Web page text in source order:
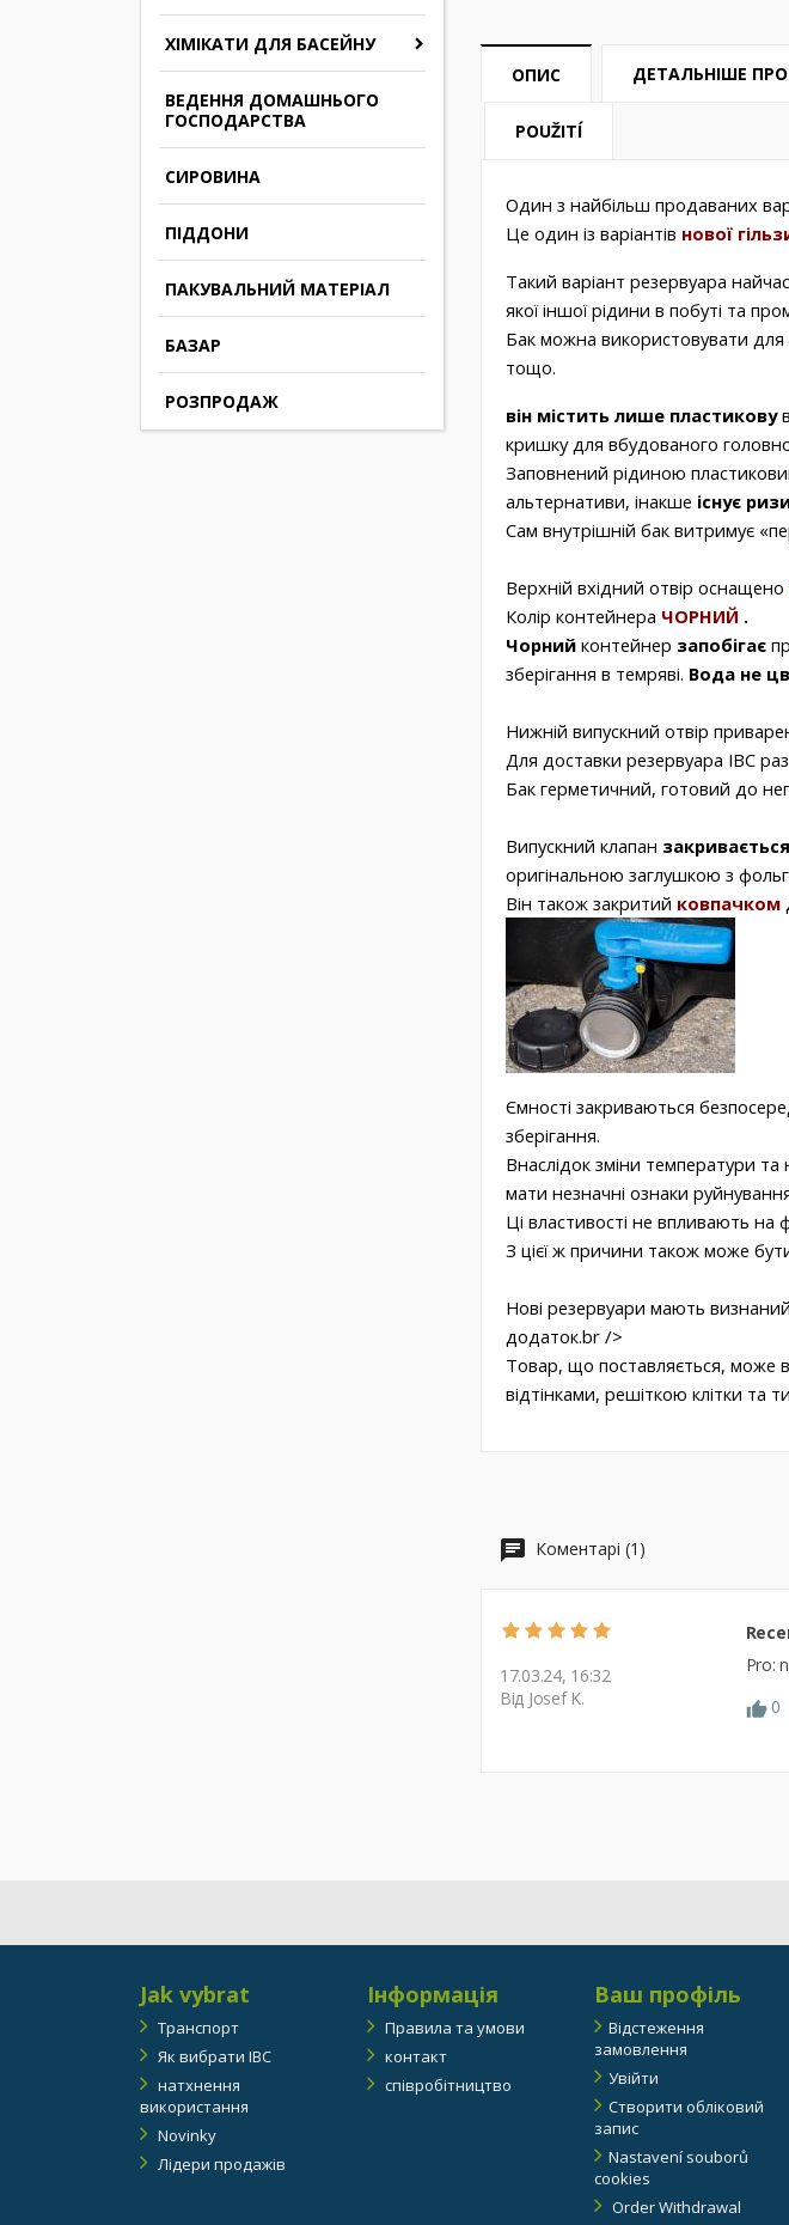
ХІМІКАТИ ДЛЯ БАСЕЙНУ
ВЕДЕННЯ ДОМАШНЬОГО
ГОСПОДАРСТВА
СИРОВИНА
ПІДДОНИ
ПАКУВАЛЬНИЙ МАТЕРІАЛ
БАЗАР
РОЗПРОДАЖ
ОПИС ДЕТАЛЬНІШЕ
POUŽITÍ
Один з найбільш продаваних
Це один із варіантів нової
Такий варіант резервуара
якої іншої рідини в побуті та
Бак можна використовувати для
тощо.
він містить лише пластикову
кришку для вбудованого
Заповнений рідиною
альтернативи, інакше існує
Сам внутрішній бак витримує
Верхній вхідний отвір оснащено
Колір контейнера ЧОРНИЙ .
Чорний контейнер запобігає
зберігання в темряві. Вода не
Нижній випускний отвір
Для доставки резервуара IBC
Бак герметичний, готовий до
Випускний клапан закривається
оригінальною заглушкою з
Він також закритий ковпачком
Ємності закриваються
зберігання.
Внаслідок зміни температури
мати незначні ознаки
Ці властивості не впливають на
З цієї ж причини також може
Нові резервуари мають визнаний
додаток.br />
Товар, що поставляється, може
відтінками, решіткою клітки та
Коментарі (1)
17.03.24, 16:32
Від Josef K.
Pro:
0
Jak vybrat
Транспорт
Як вибрати IBC
натхнення
використання
Novinky
Лідери продажів
Інформація
Правила та умови
контакт
співробітництво
Ваш профіль
Відстеження
замовлення
Увійти
Створити обліковий
запис
Nastavení souborů
cookies
Order Withdrawal